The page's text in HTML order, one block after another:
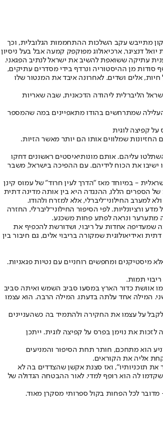
מתייבש עקב השלכות ההתחממות הגלובלית, וכך
דנציגר, ארכיאולוג מפוקפק קמעה אבל בעל ניסיון
עתיקה ששואפת להשיב את ישראל לנתיב הפגאני.
סודות מן ההיסטוריה ונרדף בידי מסדרים עתיקים,
חיות, אלים ושדים. לאחרונה איבד את המנטור שלו
הליברלית ליהודה הדכאנית, שבה שאריות
העלילה שמתרחשים בהודו מתאפיינים במה שהמספר
קפיצה לוגית
שמלווים אותו הם יותר מאשר הזיות.
עליהם. אותם מונותיאיסטים ראשונים דחקו
ישיבו את הכוח לידיהם. עם ההפיכה בישראל, משבר
- במיוחד מאז "הדרך לעין חרוד" של עמוס קינן
אבל ברובם המכריע של הספרים הללו, ההנגדה היא בין אותה מדינה דתית
למערב החילוני־ליברלי, אלא למזרח ולהודו.
ורציונליות. לפי הסיפור החילוני־ליברלי, החזרה
מתערער ונראה לפתע פחות משכנע.
שמעדיפה אחדות על ריבוי, ושדורשת להכפיף את
ואידיאולוגית שמקורה בריבוי אלים, גם חיבור בין
מיסטיקנים ומחפשים רוחניים עם נטיות פגאניות.
תמות.
אוושת כדור הארץ במסעו סביב השמש ואיתה סביב
המילה אחד עלתה בדעתו. המילה הרבה. הוא עצמו
על עצמו את החקירה ולהתמיד בה כשהעניינים
את נוימן בפרס על קפיצה לוגית. ייתכן
הוא מתחכם, חותר תחת הסיפור והמניעים
אליה את הקוראים.
את תוכניותיו", ואז סצנת אקשן שהצדדים בה לא
לה הוא רופף למדי. לאור ההבטחה הגדולה של
מדובר לכל הפחות בקול ספרותי מסקרן מאוד.